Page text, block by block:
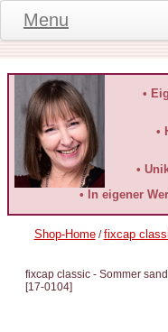
Menu
•
•
•
• In eigener
Shop-Home/fixcap
fixcap classic - Sommer
[17-0104]